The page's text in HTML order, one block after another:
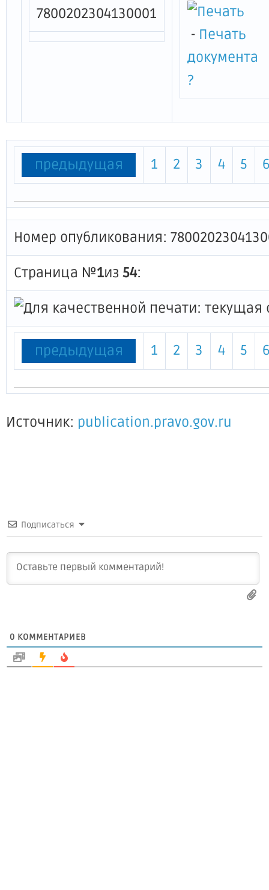
7800202304130001
- Печать
документа
?
предыдущая 1 2 3 4 5
Номер опубликования:
Страница №1из 54:
предыдущая 1 2 3 4 5
Источник: publication.pravo.gov.ru
Подписаться
0 КОММЕНТАРИЕВ